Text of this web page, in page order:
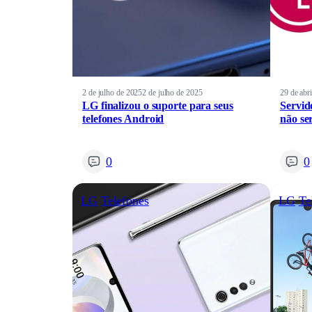
2 de julho de 20252 de julho de 2025
LG finalizou o suporte para seus
telefones Android
0
29 de
não
0
LG Telefones LG